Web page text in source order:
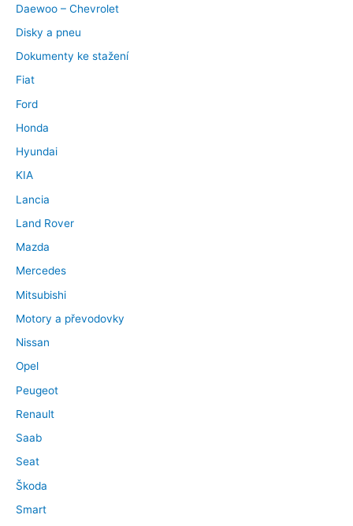
Daewoo – Chevrolet
Disky a pneu
Dokumenty ke stažení
Fiat
Ford
Honda
Hyundai
KIA
Lancia
Land Rover
Mazda
Mercedes
Mitsubishi
Motory a převodovky
Nissan
Opel
Peugeot
Renault
Saab
Seat
Škoda
Smart